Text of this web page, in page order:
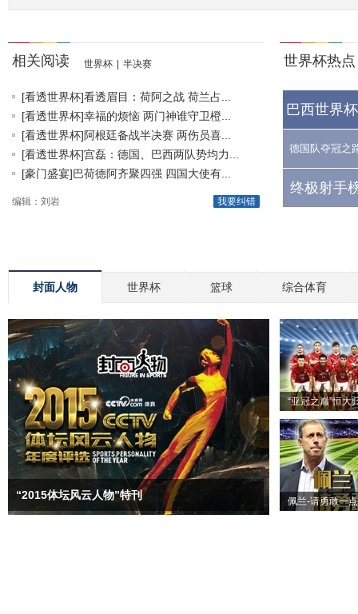
相关阅读 世界杯 半决赛
[看透世界杯]看透眉目：荷阿之战 荷兰占...
[看透世界杯]幸福的烦恼 两门神谁守卫橙...
[看透世界杯]阿根廷备战半决赛 两伤员喜...
[看透世界杯]宫磊：德国、巴西两队势均力...
[豪门盛宴]巴荷德阿齐聚四强 四国大使有...
我要纠错
编辑：刘岩
世界杯热点
巴西世界
德国队夺冠之
终极射手
封面人物 世界杯 篮球 综合体育
“2015体坛风云人物”特刊
“亚冠之巅”恒大
佩兰-请勇敢一点